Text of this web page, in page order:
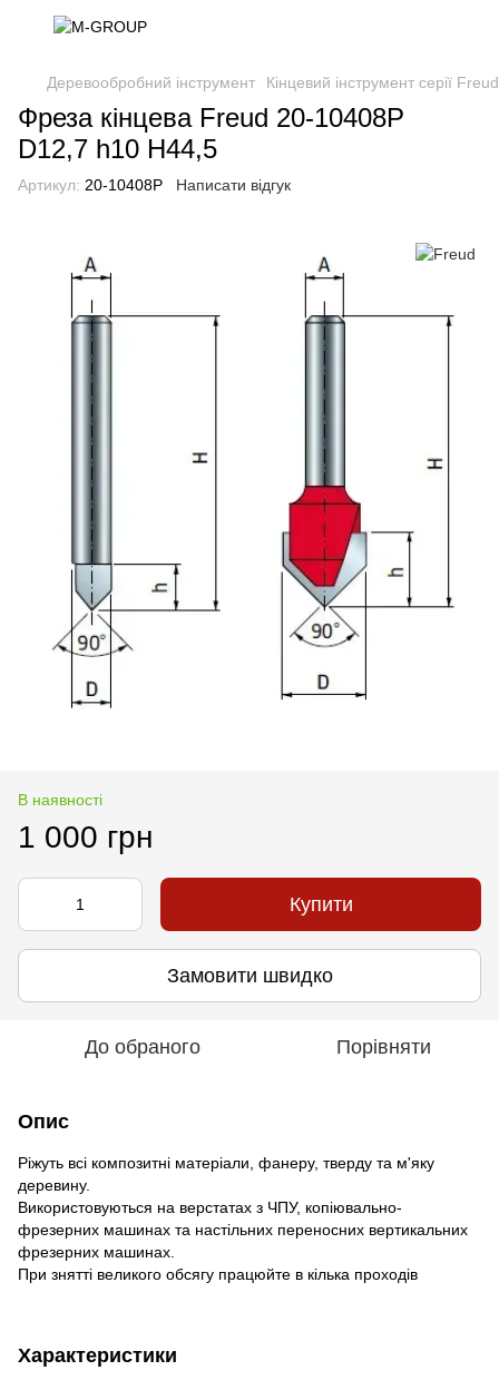
Деревообробний інструмент Кінцевий інструмент серії
Фреза кінцева Freud 20-10408P
D12,7 h10 H44,5
Артикул: 20-10408P Написати відгук
В наявності
1 000 грн
Купити
Замовити швидко
До обраного Порівняти
Опис
Ріжуть всі композитні матеріали, фанеру, тверду та м'яку
деревину.
Використовуються на верстатах з ЧПУ, копіювально-
фрезерних машинах та настільних переносних вертикальних
фрезерних машинах.
При знятті великого обсягу працюйте в кілька проходів
Характеристики